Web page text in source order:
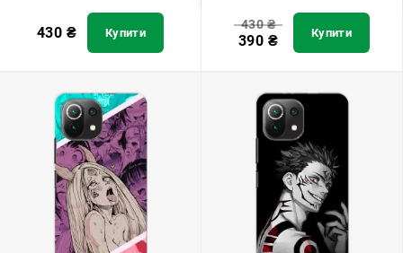
430 ₴ Купити
430₴
390 ₴ Купити